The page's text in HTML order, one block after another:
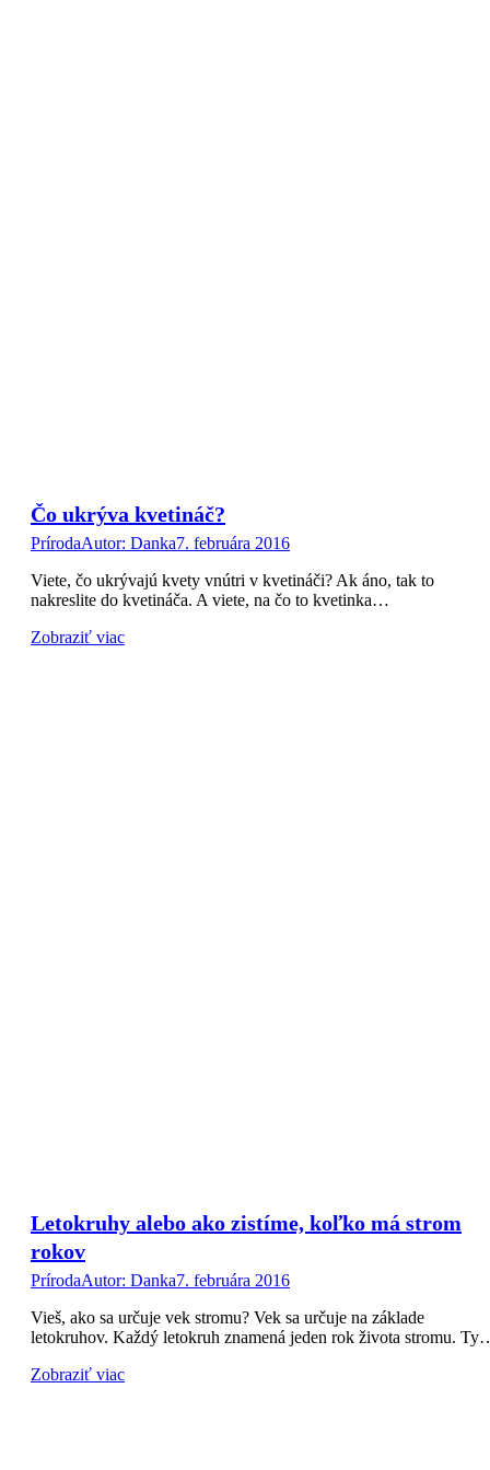
Čo ukrýva kvetináč?
PrírodaAutor: Danka7. februára 2016
Viete, čo ukrývajú kvety vnútri v kvetináči? Ak áno, tak to
nakreslite do kvetináča. A viete, na čo to kvetinka…
Zobraziť viac
Letokruhy alebo ako zistíme, koľko má strom
rokov
PrírodaAutor: Danka7. februára 2016
Vieš, ako sa určuje vek stromu? Vek sa určuje na základe
letokruhov. Každý letokruh znamená jeden rok života stromu.
Zobraziť viac